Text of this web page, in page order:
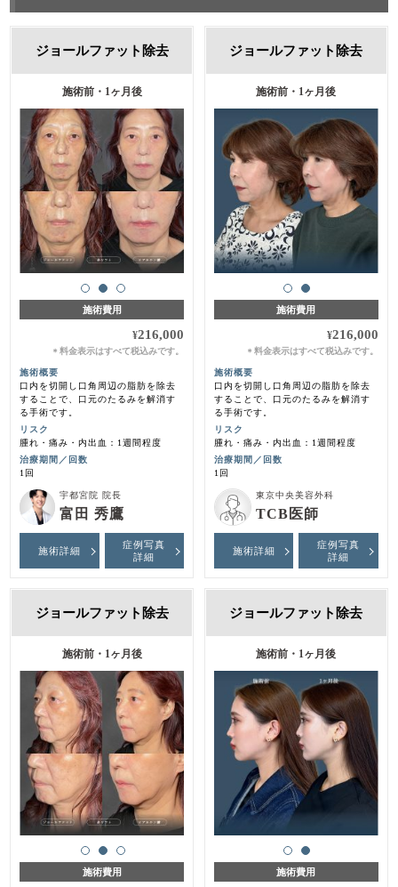
ジョールファット除去
施術前・1ヶ月後
施術費用
¥216,000
＊料金表示はすべて税込みです。
施術概要
口内を切開し口角周辺の脂肪を除去
することで、口元のたるみを解消す
る手術です。
リスク
腫れ・痛み・内出血：1週間程度
治療期間／回数
1回
宇都宮院 院長
富田 秀鷹
施術詳細
症例写真
詳細
ジョールファット除去
施術前・1ヶ月後
施術費用
¥216,000
＊ 料金表示はすべて税込みです。
施術概要
口内を切開し口角周辺の脂肪を除去
することで、口元のたるみを解消す
る手術です。
リスク
腫れ・痛み・内出血：1週間程度
治療期間／回数
1回
東京中央美容外科
TCB医師
施術詳細
症例写真
詳細
ジョールファット除去
施術前・1ヶ月後
施術費用
ジョールファット除去
施術前・1ヶ月後
施術費用